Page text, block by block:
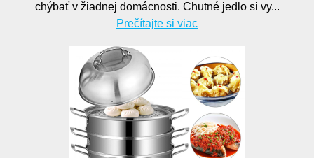
chýbať v žiadnej domácnosti. Chutné jedlo si vy...
Prečítajte si viac